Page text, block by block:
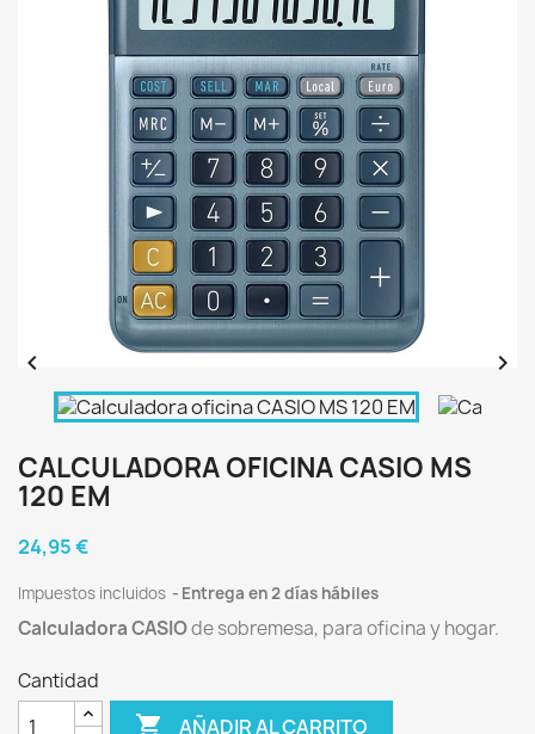
 
CALCULADORA OFICINA CASIO MS
120 EM
24,95 €
Impuestos incluidos Entrega en 2 días hábiles
CalculadoraCASIOde sobremesa, para oficina y hogar.
Cantidad
 AÑADIR AL CARRITO